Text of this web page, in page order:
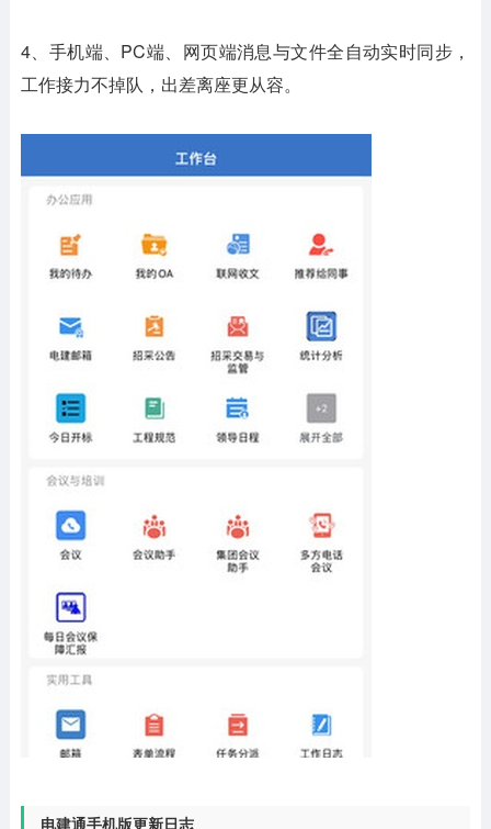
4、手机端、PC端、网页端消息与文件全自动实时同步，
工作接力不掉队，出差离座更从容。
电建通手机版更新日志